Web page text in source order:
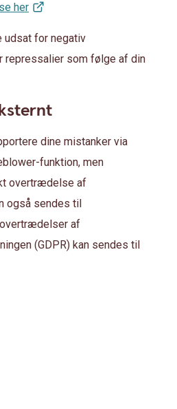
her
udsat for negativ
repressalier som følge af din
dine mistanker via
funktion, men
overtrædelse af
også sendes til
af
(GDPR) kan sendes til